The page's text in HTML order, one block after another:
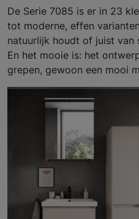
De Serie 7085 is er in 23
tot moderne, effen
natuurlijk houdt of juist van
En het mooie is: het
grepen, gewoon een mooi